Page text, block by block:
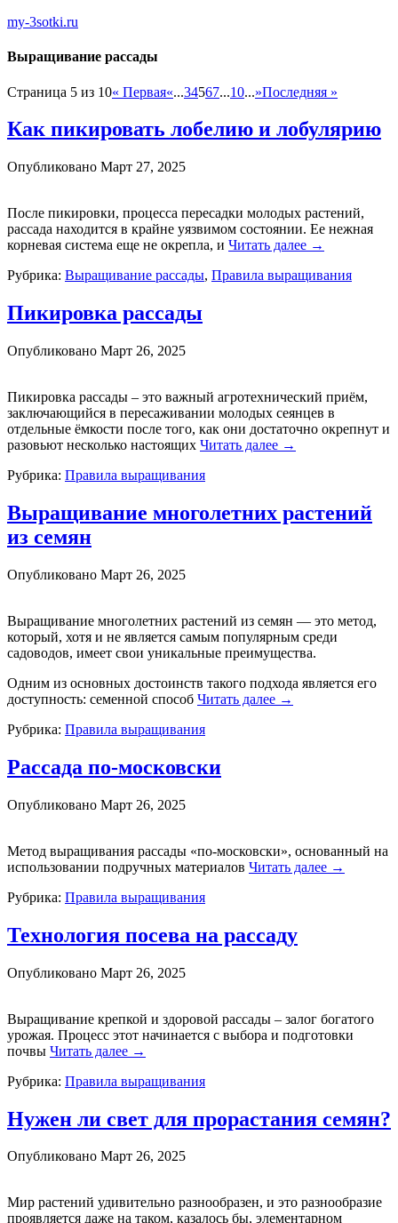
my-3sotki.ru
Выращивание рассады
Страница 5 из 10« Первая«...34567...10...»Последняя »
Как пикировать лобелию и лобулярию
Опубликовано Март 27, 2025
После пикировки, процесса пересадки молодых растений,
рассада находится в крайне уязвимом состоянии. Ее нежная
корневая система еще не окрепла, и Читать далее →
Рубрика: Выращивание рассады, Правила выращивания
Пикировка рассады
Опубликовано Март 26, 2025
Пикировка рассады – это важный агротехнический приём,
заключающийся в пересаживании молодых сеянцев в
отдельные ёмкости после того, как они достаточно окрепнут и
разовьют несколько настоящих Читать далее →
Рубрика: Правила выращивания
Выращивание многолетних растений
из семян
Опубликовано Март 26, 2025
Выращивание многолетних растений из семян — это метод,
который, хотя и не является самым популярным среди
садоводов, имеет свои уникальные преимущества.
Одним из основных достоинств такого подхода является его
доступность: семенной способ Читать далее →
Рубрика: Правила выращивания
Рассада по-московски
Опубликовано Март 26, 2025
Метод выращивания рассады «по-московски», основанный на
использовании подручных материалов Читать далее →
Рубрика: Правила выращивания
Технология посева на рассаду
Опубликовано Март 26, 2025
Выращивание крепкой и здоровой рассады – залог богатого
урожая. Процесс этот начинается с выбора и подготовки
почвы Читать далее →
Рубрика: Правила выращивания
Нужен ли свет для прорастания семян?
Опубликовано Март 26, 2025
Мир растений удивительно разнообразен, и это разнообразие
проявляется даже на таком, казалось бы, элементарном